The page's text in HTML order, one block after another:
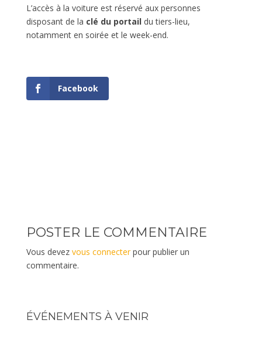
L’accès à la voiture est réservé aux personnes
disposant de la clé du portaildu tiers-lieu,
notamment en soirée et le week-end.
Facebook
POSTER LE COMMENTAIRE
Vous devez vous connecterpour publier un
commentaire.
ÉVÉNEMENTS À VENIR